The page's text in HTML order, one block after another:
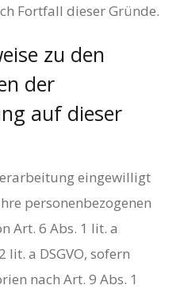
Fortfall dieser Gründe.
zu den
der
auf dieser
eingewilligt
personenbezogenen
Art. 6 Abs. 1 lit. a
lit. a DSGVO, sofern
nach Art. 9 Abs. 1